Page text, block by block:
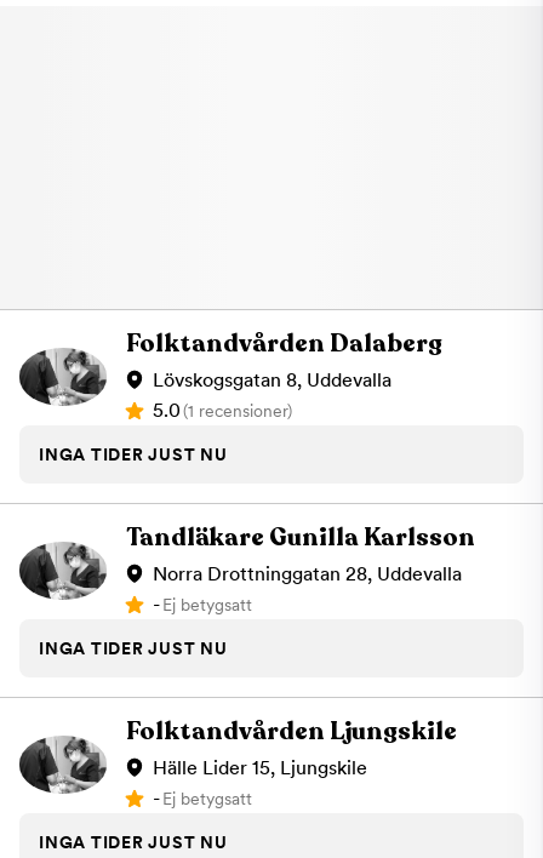
Folktandvården Dalaberg
Lövskogsgatan 8, Uddevalla
5.0(1 recensioner)
INGA TIDER JUST NU
Tandläkare Gunilla Karlsson
Norra Drottninggatan 28, Uddevalla
-Ej betygsatt
INGA TIDER JUST NU
Folktandvården Ljungskile
Hälle Lider 15, Ljungskile
-Ej betygsatt
INGA TIDER JUST NU